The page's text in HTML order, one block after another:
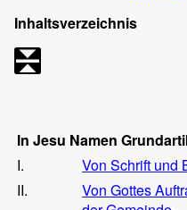
Inhaltsverzeichnis
In Jesu Namen
I.
Von Schrift und
II.
Von Gottes